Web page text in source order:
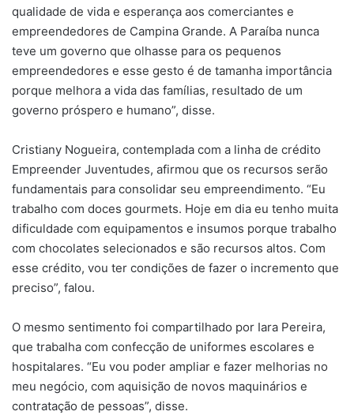
qualidade de vida e esperança aos comerciantes e
empreendedores de Campina Grande. A Paraíba nunca
teve um governo que olhasse para os pequenos
empreendedores e esse gesto é de tamanha importância
porque melhora a vida das famílias, resultado de um
governo próspero e humano”, disse.
Cristiany Nogueira, contemplada com a linha de crédito
Empreender Juventudes, afirmou que os recursos serão
fundamentais para consolidar seu empreendimento. “Eu
trabalho com doces gourmets. Hoje em dia eu tenho muita
dificuldade com equipamentos e insumos porque trabalho
com chocolates selecionados e são recursos altos. Com
esse crédito, vou ter condições de fazer o incremento que
preciso”, falou.
O mesmo sentimento foi compartilhado por Iara Pereira,
que trabalha com confecção de uniformes escolares e
hospitalares. “Eu vou poder ampliar e fazer melhorias no
meu negócio, com aquisição de novos maquinários e
contratação de pessoas”, disse.